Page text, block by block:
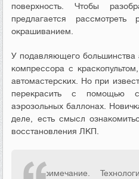
поверхность. Чтобы
предлагается
окрашиванием.
У подавляющего большинства
компрессора с
автомастерских. Но при
перекрасить с помощью
аэрозольных баллонах.
деле, есть смысл
восстановления ЛКП.
Примечание.